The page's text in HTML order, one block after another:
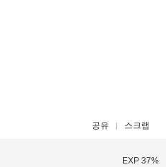
공유 스크랩
EXP 37%